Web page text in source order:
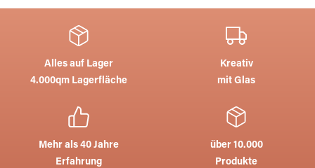
Alles auf Lager
4.000qm Lagerfläche
Kreativ
mit Glas
Mehr als 40 Jahre
Erfahrung
über 10.000
Produkte